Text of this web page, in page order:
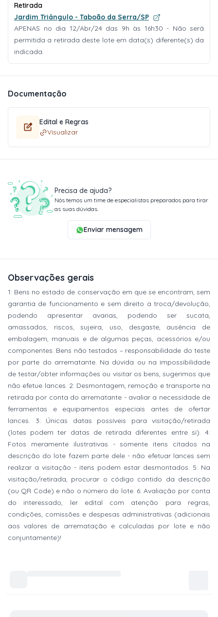
Retirada
Jardim Triângulo - Taboão da Serra/SP
APENAS no dia 12/Abr/24 das 9h às 16h30 - Não será
permitida a retirada deste lote em data(s) diferente(s) da
indicada.
Documentação
Edital e Regras
Visualizar
Precisa de ajuda?
Nós temos um time de especialistas preparados para tirar
as suas dúvidas.
Enviar mensagem
Observações gerais
1: Bens no estado de conservação em que se encontram, sem
garantia de funcionamento e sem direito a troca/devolução,
podendo apresentar avarias, podendo ser sucata,
amassados, riscos, sujeira, uso, desgaste, ausência de
embalagem, manuais e de algumas peças, acessórios e/ou
componentes. Bens não testados – responsabilidade do teste
por parte do arrematante. Na dúvida ou na impossibilidade
de testar/obter informações ou visitar os bens, sugerimos que
não efetue lances. 2: Desmontagem, remoção e transporte na
retirada por conta do arrematante - avaliar a necessidade de
ferramentas e equipamentos especiais antes de ofertar
lances. 3: Únicas datas possíveis para visitação/retirada
(lotes podem ter datas de retirada diferentes entre si). 4:
Fotos meramente ilustrativas - somente itens citados na
descrição do lote fazem parte dele - não efetuar lances sem
realizar a visitação - itens podem estar desmontados. 5: Na
visitação/retirada, procurar o código contido da descrição
(ou QR Code) e não o número do lote. 6: Avaliação por conta
do interessado, ler edital com atenção para regras,
condições, comissões e despesas administrativas (adicionais
aos valores de arrematação e calculadas por lote e não
conjuntamente)!